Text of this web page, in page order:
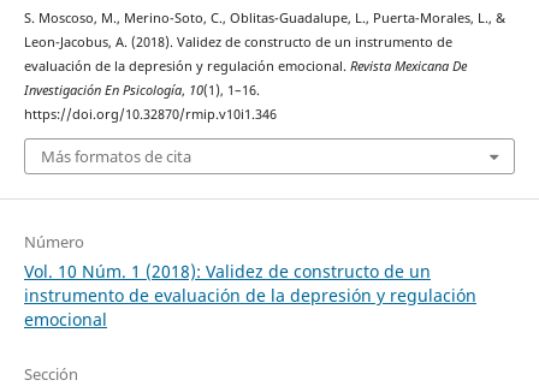
S. Moscoso, M., Merino-Soto, C., Oblitas-Guadalupe, L., Puerta-Morales, L., &
Leon-Jacobus, A. (2018). Validez de constructo de un instrumento de
evaluación de la depresión y regulación emocional. Revista Mexicana De
Investigación En Psicología, 10(1), 1–16.
https://doi.org/10.32870/rmip.v10i1.346
Más formatos de cita
Número
Vol. 10 Núm. 1 (2018): Validez de constructo de un
instrumento de evaluación de la depresión y regulación
emocional
Sección